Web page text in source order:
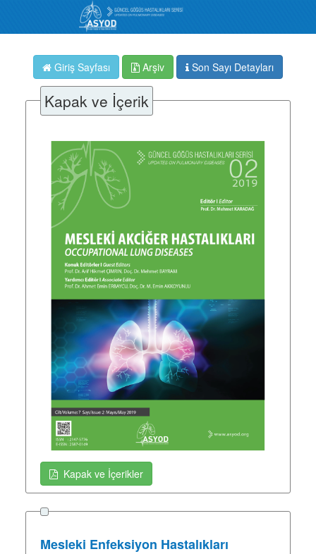
Giriş Sayfası Arşiv Son Sayı Detayları
Kapak ve İçerik
Kapak ve İçerikler
Mesleki Enfeksiyon Hastalıkları